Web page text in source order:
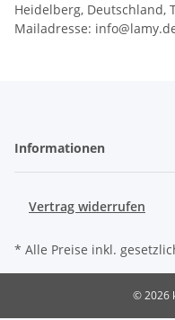
Heidelberg, Deutschland,
Mailadresse:
Informationen
Vertrag widerrufen
* Alle Preise inkl.
© 2026